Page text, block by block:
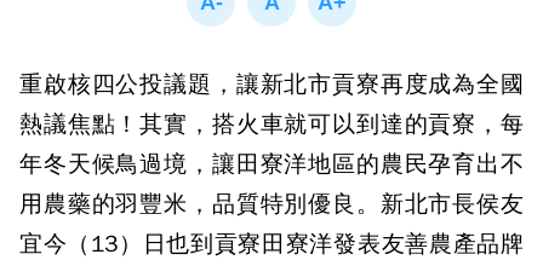
重啟核四公投議題，讓新北市貢寮再度成為全國
熱議焦點！其實，搭火車就可以到達的貢寮，每
年冬天候鳥過境，讓田寮洋地區的農民孕育出不
用農藥的羽豐米，品質特別優良。新北市長侯友
宜今（13）日也到貢寮田寮洋發表友善農產品牌